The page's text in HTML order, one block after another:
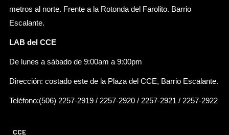
metros al norte. Frente a la Rotonda del Farolito. Barrio
Escalante.
LAB del CCE
De lunes a sábado de 9:00am a 9:00pm
Dirección: costado este de la Plaza del CCE, Barrio Escalante.
Teléfono:(506) 2257-2919 / 2257-2920 / 2257-2921 / 2257-2922
CCE